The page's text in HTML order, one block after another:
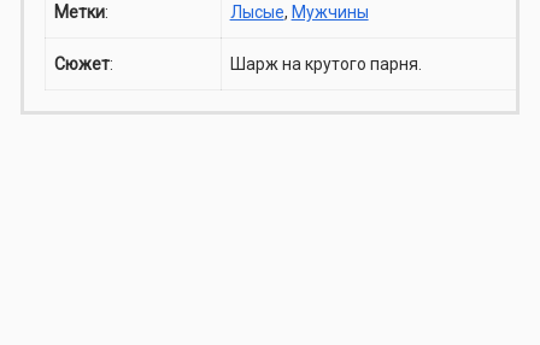
Метки: Лысые, Мужчины
Сюжет: Шарж на крутого парня.